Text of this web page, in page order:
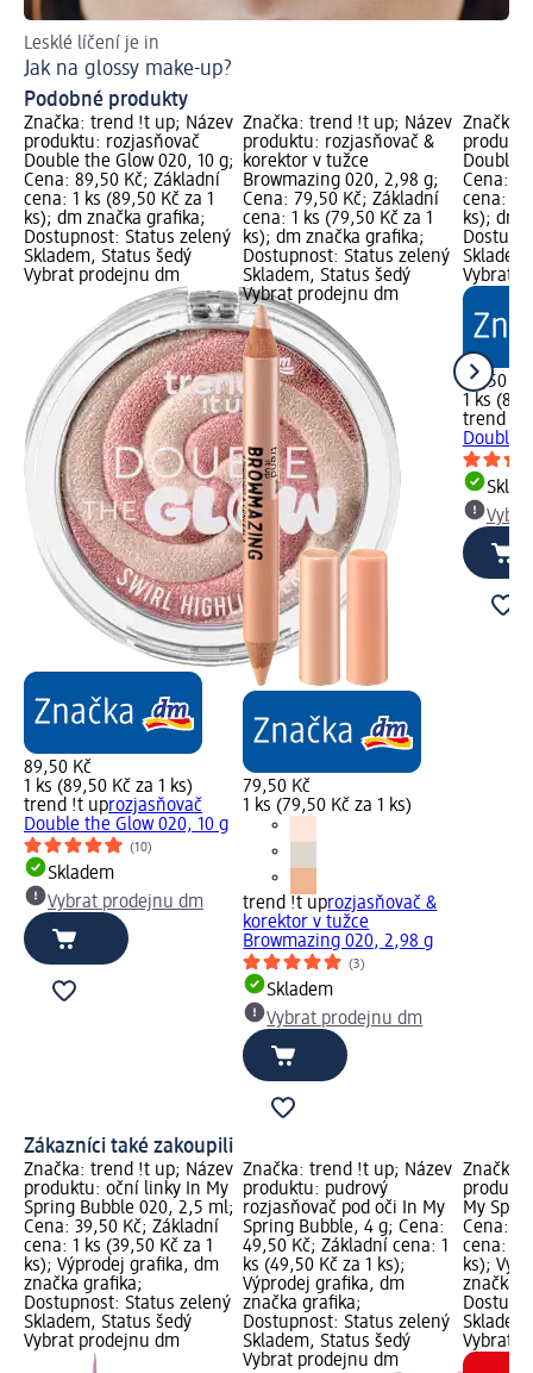
Lesklé líčení je in
Jak na glossy make-up?
Podobné produkty
Značka: trend !t up; Název
produktu: rozjasňovač
Double the Glow 020, 10 g;
Cena: 89,50 Kč; Základní
cena: 1 ks (89,50 Kč za 1
ks); dm značka grafika;
Dostupnost: Status zelený
Skladem, Status šedý
Vybrat prodejnu dm
89,50 Kč
1 ks (89,50 Kč za 1 ks)
trend !t uprozjasňovač
Double the Glow 020, 10 g
(10)
Skladem
Vybrat prodejnu dm
Značka: trend !t up; Název
produktu: rozjasňovač &
korektor v tužce
Browmazing 020, 2,98 g;
Cena: 79,50 Kč; Základní
cena: 1 ks (79,50 Kč za 1
ks); dm značka grafika;
Dostupnost: Status zelený
Skladem, Status šedý
Vybrat prodejnu dm
79,50 Kč
1 ks (79,50 Kč za 1 ks)
trend !t uprozjasňovač &
korektor v tužce
Browmazing 020, 2,98 g
(3)
Skladem
Vybrat prodejnu dm
Značka:
Double
Cena:
cena: 1
ks); dm
Vybrat
89,50 Kč
1 ks
trend !t
Double
Zákazníci také zakoupili
Značka: trend !t up; Název
produktu: oční linky In My
Spring Bubble 020, 2,5 ml;
Cena: 39,50 Kč; Základní
cena: 1 ks (39,50 Kč za 1
ks); Výprodej grafika, dm
značka grafika;
Dostupnost: Status zelený
Skladem, Status šedý
Vybrat prodejnu dm
Značka: trend !t up; Název
produktu: pudrový
rozjasňovač pod oči In My
Spring Bubble, 4 g; Cena:
49,50 Kč; Základní cena: 1
ks (49,50 Kč za 1 ks);
Výprodej grafika, dm
značka grafika;
Dostupnost: Status zelený
Skladem, Status šedý
Vybrat prodejnu dm
Značka:
My
Cena:
cena: 1
ks);
značka
Vybrat